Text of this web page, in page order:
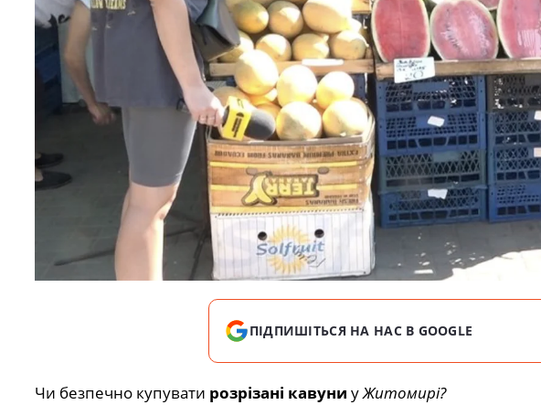
ПІДПИШІТЬСЯ НА НАС В GOOGLE
Чи безпечно купувати розрізані кавуни уЖитомирі?